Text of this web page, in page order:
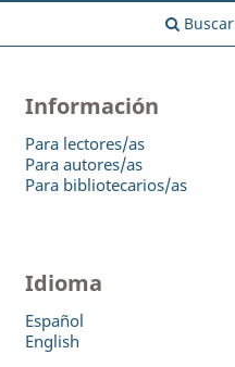
Buscar
Información
Para lectores/as
Para autores/as
Para bibliotecarios/as
Idioma
Español
English